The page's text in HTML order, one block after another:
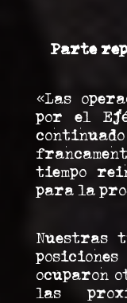
Parte
«Las
por el
tiempo
para la
Nuestras
ocuparon
las